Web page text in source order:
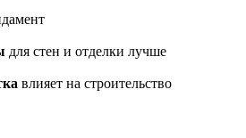
для стен и отделки лучше
влияет на строительство